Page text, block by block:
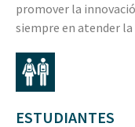
promover la
siempre en atender
ESTUDIANTES